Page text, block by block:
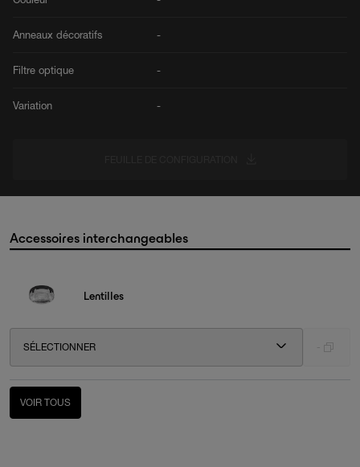
Anneaux décoratifs -
Filtre optique -
Variation -
Accessoires interchangeables
Lentilles
SÉLECTIONNER
VOIR TOUS